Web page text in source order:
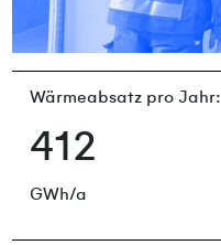
Wärmeabsatz pro Jahr:
412
GWh/a